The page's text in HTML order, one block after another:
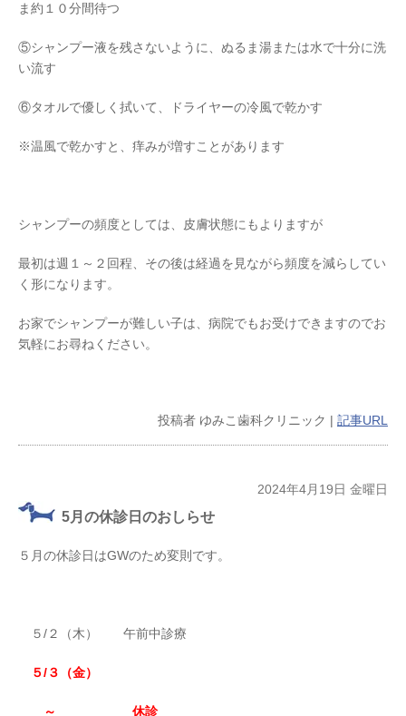
ま約１０分間待つ
⑤シャンプー液を残さないように、ぬるま湯または水で十分に洗
い流す
⑥タオルで優しく拭いて、ドライヤーの冷風で乾かす
※温風で乾かすと、痒みが増すことがあります
シャンプーの頻度としては、皮膚状態にもよりますが
最初は週１～２回程、その後は経過を見ながら頻度を減らしてい
く形になります。
お家でシャンプーが難しい子は、病院でもお受けできますのでお
気軽にお尋ねください。
投稿者 ゆみこ歯科クリニック | 記事URL
2024年4月19日 金曜日
5月の休診日のおしらせ
５月の休診日はGWのため変則です。
５/２（木） 午前中診療
５/３（金）
～ 休診